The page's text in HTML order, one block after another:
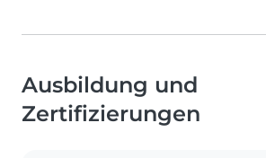
Ausbildung und
Zertifizierungen